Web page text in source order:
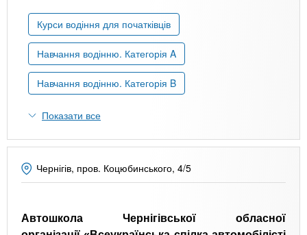
n
.
i
n
д
Онлайн курси
За кордоном
Курси водіння для початківців
Навчання водінню. Категорія A
Навчання водінню. Категорія B
Показати все
Автошкола Чернігівської обласної
Чернігів, пров. Коцюбинського, 4/5